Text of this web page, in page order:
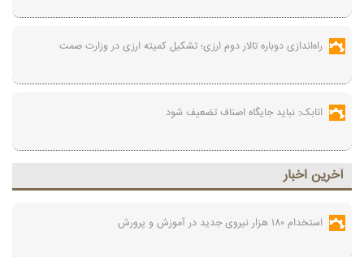
راه‌اندازی دوباره تالار دوم ارزی؛ تشکیل کمیته ارزی در وزارت صمت
اتابک: نباید جایگاه اصناف تضعیف شود
آخرين اخبار
استخدام ۱۸۰ هزار نیروی جدید در آموزش‌ و پرورش